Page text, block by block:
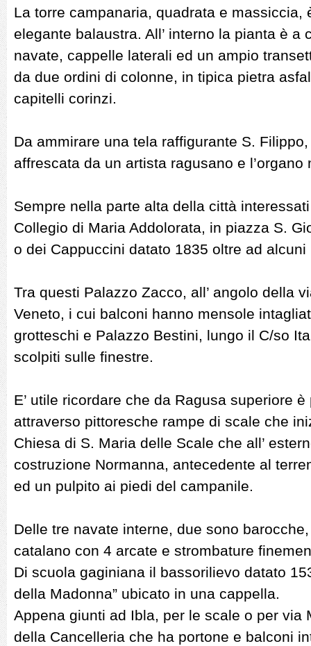
La torre campanaria, quadrata e massiccia,
elegante balaustra. All’ interno la pianta è a
navate, cappelle laterali ed un ampio
da due ordini di colonne, in tipica pietra
capitelli corinzi.
Da ammirare una tela raffigurante S.
affrescata da un artista ragusano e l’organo
Sempre nella parte alta della città
Collegio di Maria Addolorata, in piazza S.
o dei Cappuccini datato 1835 oltre ad alcuni
Tra questi Palazzo Zacco, all’ angolo della
Veneto, i cui balconi hanno mensole
grotteschi e Palazzo Bestini, lungo il C/so
scolpiti sulle finestre.
E’ utile ricordare che da Ragusa superiore
attraverso pittoresche rampe di scale che
Chiesa di S. Maria delle Scale che all’
costruzione Normanna, antecedente al
ed un pulpito ai piedi del campanile.
Delle tre navate interne, due sono
catalano con 4 arcate e strombature
Di scuola gaginiana il bassorilievo datato
della Madonna” ubicato in una cappella.
Appena giunti ad Ibla, per le scale o per via
della Cancelleria che ha portone e balconi